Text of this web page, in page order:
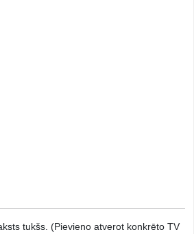
tukšs. (Pievieno atverot konkrēto TV